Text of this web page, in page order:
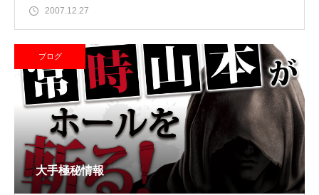
2007.12.27
ブログ
大手極秘情報